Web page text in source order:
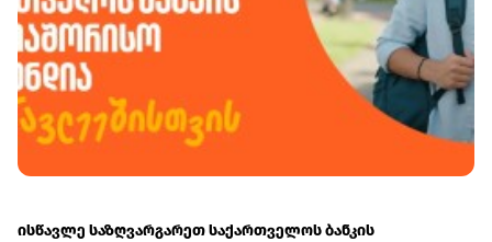
ისწავლე საზღვარგარეთ საქართველოს ბანკის